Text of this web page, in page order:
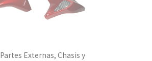
Partes Externas, Chasis y